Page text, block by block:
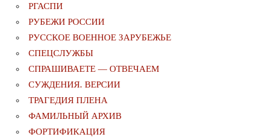
РГАСПИ
РУБЕЖИ РОССИИ
РУССКОЕ ВОЕННОЕ ЗАРУБЕЖЬЕ
СПЕЦСЛУЖБЫ
СПРАШИВАЕТЕ — ОТВЕЧАЕМ
СУЖДЕНИЯ. ВЕРСИИ
ТРАГЕДИЯ ПЛЕНА
ФАМИЛЬНЫЙ АРХИВ
ФОРТИФИКАЦИЯ